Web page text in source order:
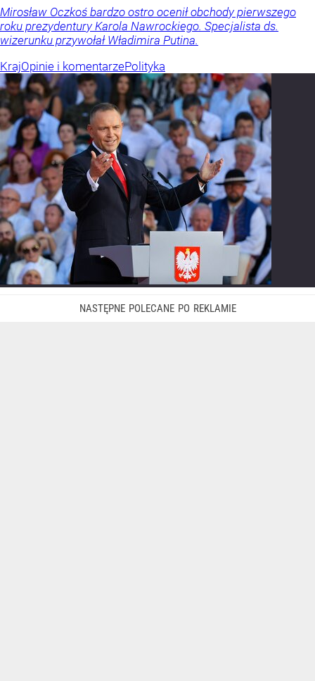
Mirosław Oczkoś bardzo ostro ocenił obchody pierwszego
roku prezydentury Karola Nawrockiego. Specjalista ds.
wizerunku przywołał Władimira Putina.
KrajOpinie i komentarzePolityka